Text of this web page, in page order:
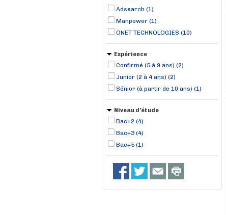
Adsearch (1)
Manpower (1)
ONET TECHNOLOGIES (10)
Expérience
Confirmé (5 à 9 ans) (2)
Junior (2 à 4 ans) (2)
Sénior (à partir de 10 ans) (1)
Niveau d'étude
Bac+2 (4)
Bac+3 (4)
Bac+5 (1)